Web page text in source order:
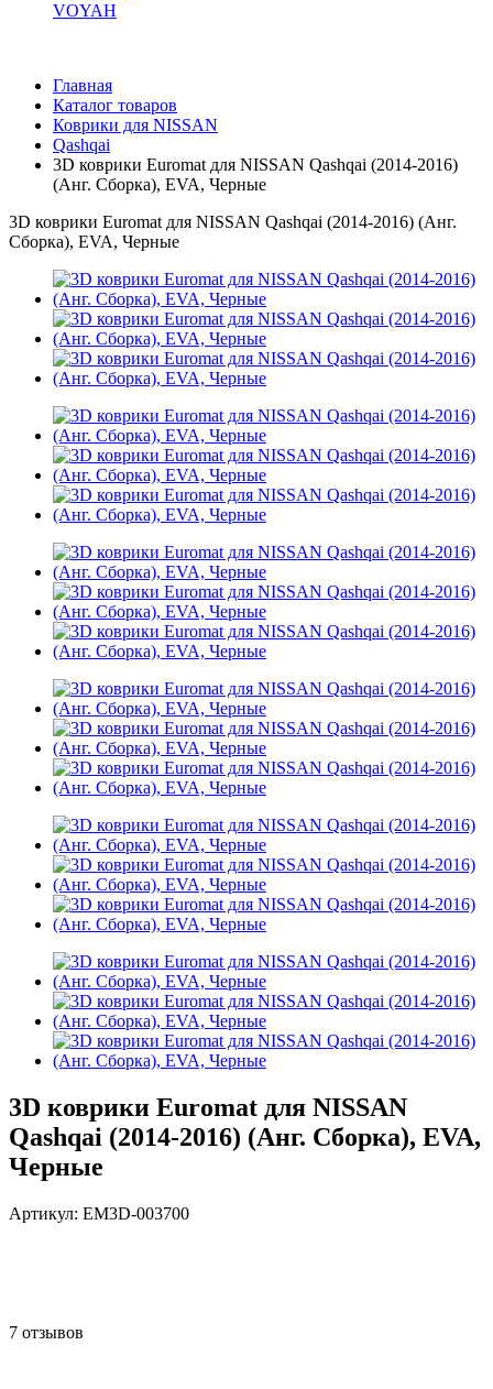
VOYAH
Главная
Каталог товаров
Коврики для NISSAN
Qashqai
3D коврики Euromat для NISSAN Qashqai (2014-2016)
(Анг. Сборка), EVA, Черные
3D коврики Euromat для NISSAN Qashqai (2014-2016) (Анг.
Сборка), EVA, Черные
3D коврики Euromat для NISSAN
Qashqai (2014-2016) (Анг. Сборка), EVA,
Черные
Артикул: EM3D-003700
7 отзывов